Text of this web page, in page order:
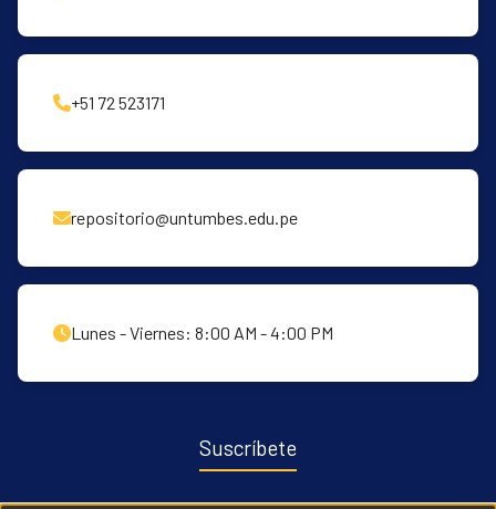
+51 72 523171
repositorio@untumbes.edu.pe
Lunes - Viernes: 8:00 AM - 4:00 PM
Suscríbete